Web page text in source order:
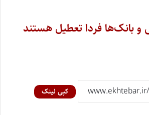
و بانک‌ها فردا تعطیل هستند
کپی لینک